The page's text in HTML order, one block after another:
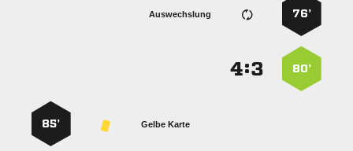
76’
Auswechslung
80’
:
Gelbe Karte
85’